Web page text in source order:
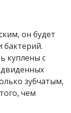
он будет
бактерий.
куплены с
зубчатым,
чем